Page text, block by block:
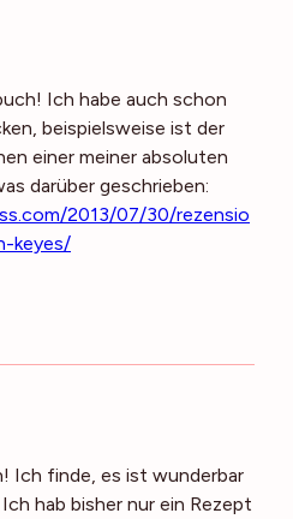
Ich habe auch schon
beispielsweise ist der
einer meiner absoluten
darüber geschrieben:
2013/07/30/rezensio
keyes/
Ich finde, es ist wunderbar
hab bisher nur ein Rezept